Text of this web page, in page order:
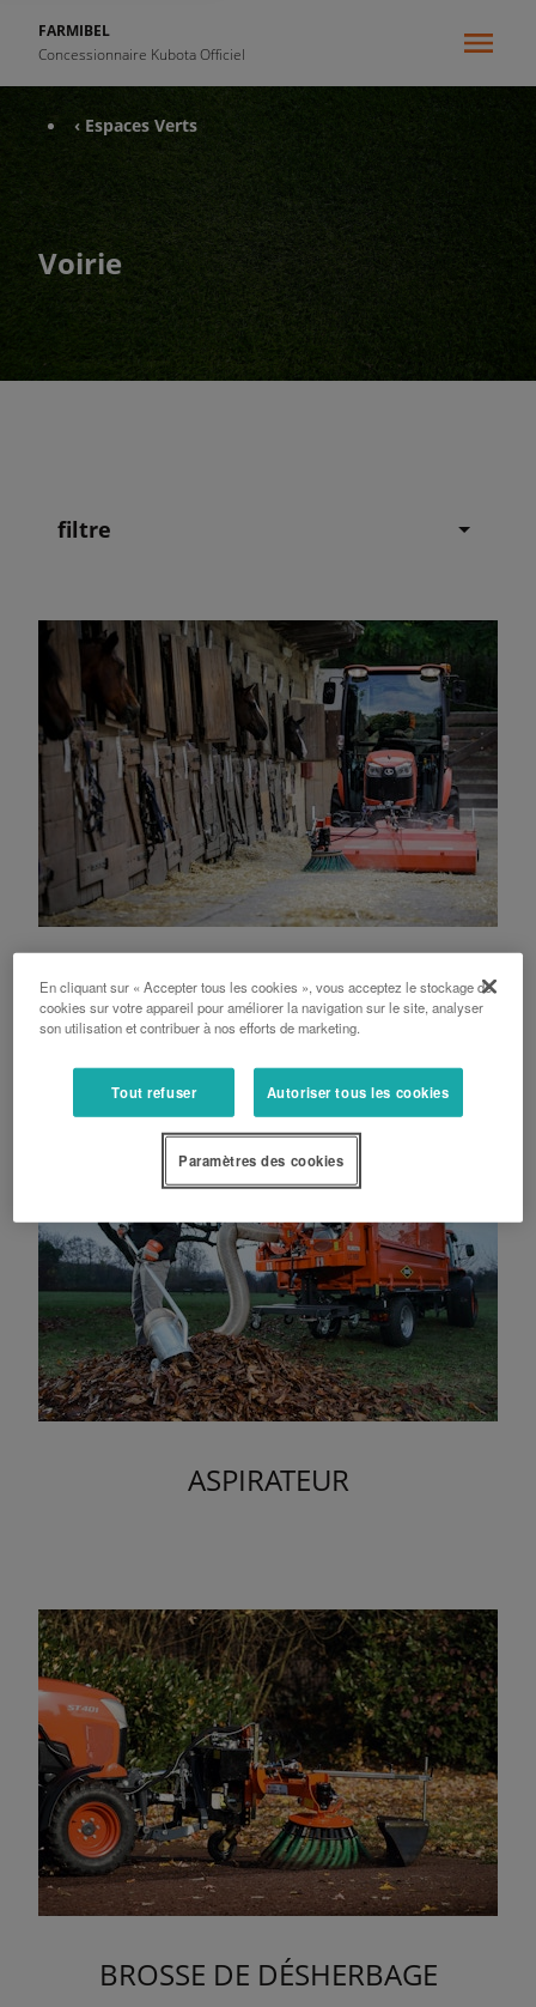
FARMIBEL
Concessionnaire Kubota Officiel
‹ Espaces Verts
Voirie
filtre
BALAYEUSES
ASPIRATEUR
BROSSE DE DÉSHERBAGE
En cliquant sur « Accepter tous les cookies », vous acceptez le stockage de
cookies sur votre appareil pour améliorer la navigation sur le site, analyser
son utilisation et contribuer à nos efforts de marketing.
Tout refuser Autoriser tous les cookies
Paramètres des cookies